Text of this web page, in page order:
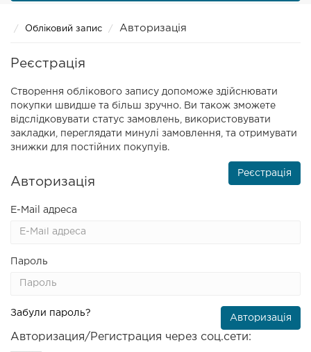
Обліковий запис Авторизація
Реєстрація
Створення облікового запису допоможе здійснювати
покупки швидше та більш зручно. Ви також зможете
відслідковувати статус замовлень, використовувати
закладки, переглядати минулі замовлення, та отримувати
знижки для постійних покупуів.
Реєстрація
Авторизація
E-Mail адреса
Пароль
Забули пароль?
Авторизация/Регистрация через соц.сети: